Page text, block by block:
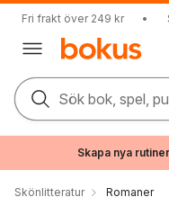
Fri frakt över 249 kr •
Sök bok, spel,
Skapa nya
Skönlitteratur Romaner